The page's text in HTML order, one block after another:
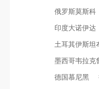
俄罗斯莫斯科
印度大诺伊达
土耳其伊斯坦
墨西哥韦拉克
德国慕尼黑